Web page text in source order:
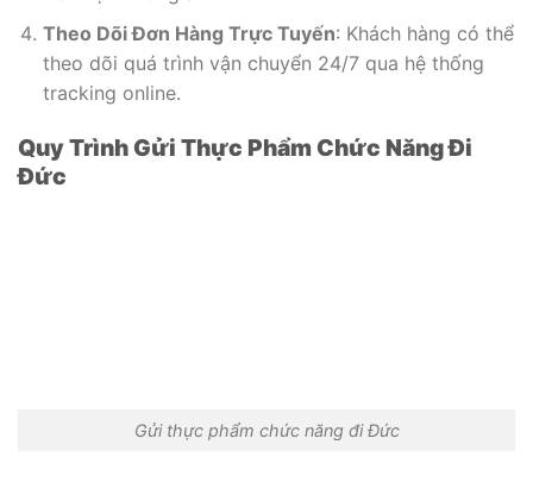
Theo Dõi Đơn Hàng Trực Tuyến: Khách hàng có thể
theo dõi quá trình vận chuyển 24/7 qua hệ thống
tracking online.
Quy Trình Gửi Thực Phẩm Chức Năng Đi
Đức
Gửi thực phẩm chức năng đi Đức